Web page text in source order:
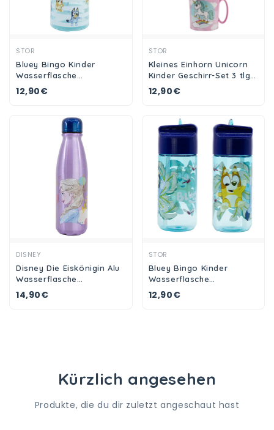
STOR
Bluey Bingo Kinder
Wasserflasche
Trinkflasche Flasche 370
ml
12,90€
STOR
Kleines Einhorn Unicorn
Kinder Geschirr-Set 3 tlg
Teller Schüssel Becher
350 ml
12,90€
DISNEY
Disney Die Eiskönigin Alu
Wasserflasche
Trinkflasche Flasche 600
ml Anna Elsa
14,90€
STOR
Bluey Bingo Kinder
Wasserflasche
Trinkflasche Flasche 410
ml
12,90€
Kürzlich angesehen
Produkte, die du dir zuletzt angeschaut hast